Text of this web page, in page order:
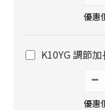
優惠
K10YG 調節
優惠